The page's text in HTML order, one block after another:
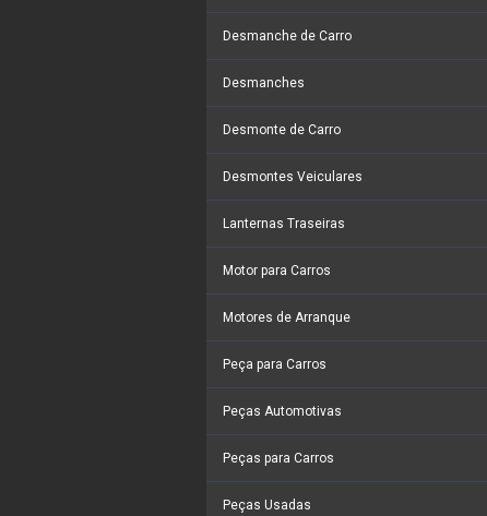
Desmanche de Carro
Desmanches
Desmonte de Carro
Desmontes Veiculares
Lanternas Traseiras
Motor para Carros
Motores de Arranque
Peça para Carros
Peças Automotivas
Peças para Carros
Peças Usadas